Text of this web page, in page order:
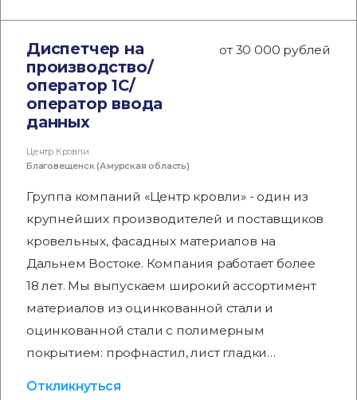
Диспетчер на
производство/
оператор 1С/
оператор ввода
данных
от 30 000 рублей
Центр Кровли
Благовещенск (Амурская область)
Группа компаний «Центр кровли» - один из
крупнейших производителей и поставщиков
кровельных, фасадных материалов на
Дальнем Востоке. Компания работает более
18 лет. Мы выпускаем широкий ассортимент
материалов из оцинкованной стали и
оцинкованной стали с полимерным
покрытием: профнастил, лист гладки…
Откликнуться